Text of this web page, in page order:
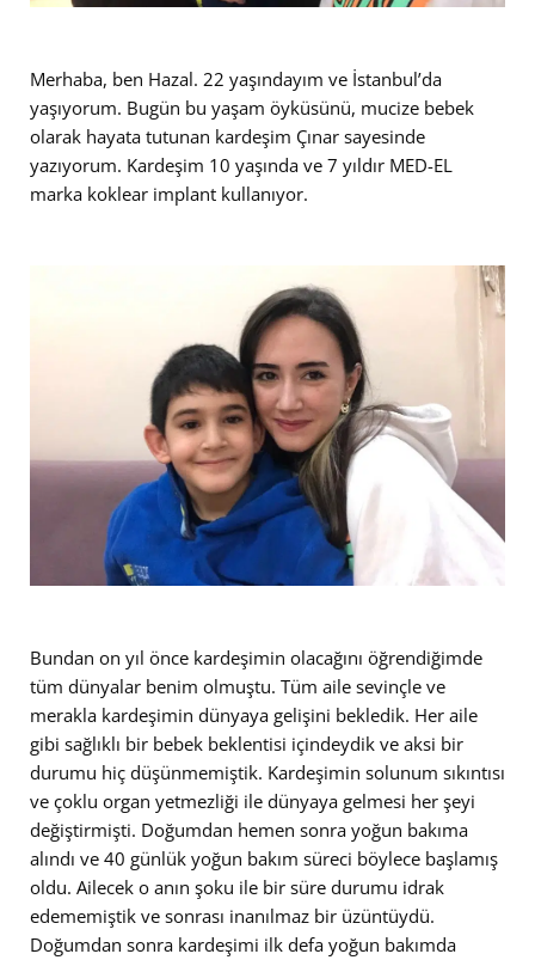
Merhaba, ben Hazal. 22 yaşındayım ve İstanbul’da
yaşıyorum. Bugün bu yaşam öyküsünü, mucize bebek
olarak hayata tutunan kardeşim Çınar sayesinde
yazıyorum. Kardeşim 10 yaşında ve 7 yıldır MED-EL
marka koklear implant kullanıyor.
Bundan on yıl önce kardeşimin olacağını öğrendiğimde
tüm dünyalar benim olmuştu. Tüm aile sevinçle ve
merakla kardeşimin dünyaya gelişini bekledik. Her aile
gibi sağlıklı bir bebek beklentisi içindeydik ve aksi bir
durumu hiç düşünmemiştik. Kardeşimin solunum sıkıntısı
ve çoklu organ yetmezliği ile dünyaya gelmesi her şeyi
değiştirmişti. Doğumdan hemen sonra yoğun bakıma
alındı ve 40 günlük yoğun bakım süreci böylece başlamış
oldu. Ailecek o anın şoku ile bir süre durumu idrak
edememiştik ve sonrası inanılmaz bir üzüntüydü.
Doğumdan sonra kardeşimi ilk defa yoğun bakımda